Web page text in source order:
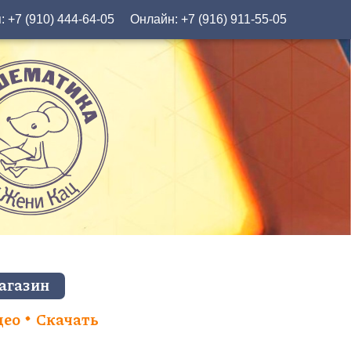
+7 (910) 444-64-05 Онлайн:+7 (916) 911-55-05
Скачать